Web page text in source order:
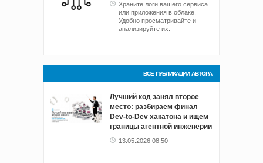
Храните логи вашего сервиса
или приложения в облаке.
Удобно просматривайте и
анализируйте их.
ВСЕ ПУБЛИКАЦИИ АВТОРА
Лучший код занял второе
место: разбираем финал
Dev-to-Dev хакатона и ищем
границы агентной инженерии
13.05.2026 08:50